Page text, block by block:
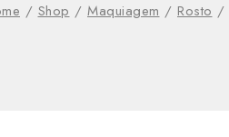
/ Shop / Maquiagem / Rosto /